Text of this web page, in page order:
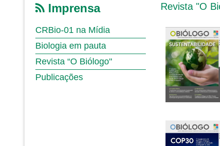
Imprensa
CRBio-01 na Mídia
Biologia em pauta
Revista “O Biólogo"
Publicações
Revista "O